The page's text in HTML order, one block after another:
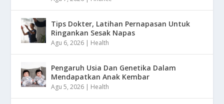
Tips Dokter, Latihan Pernapasan Untuk
Ringankan Sesak Napas
Agu 6, 2026 | Health
Pengaruh Usia Dan Genetika Dalam
Mendapatkan Anak Kembar
Agu 5, 2026 | Health